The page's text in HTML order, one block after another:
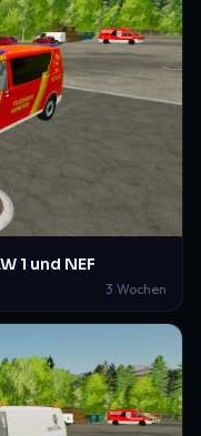
1 und NEF
3 Wochen